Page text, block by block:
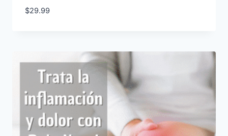
$29.99